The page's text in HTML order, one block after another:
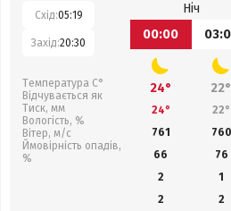
Схід:05:19
Захід:20:30
Температура С°
Відчувається як
Тиск, мм
Вологість, %
Вітер, м/с
Ймовірність опадів,
%
Ніч
00:00
24° 22°
24° 22°
761
760
66
76
2
1
2
2